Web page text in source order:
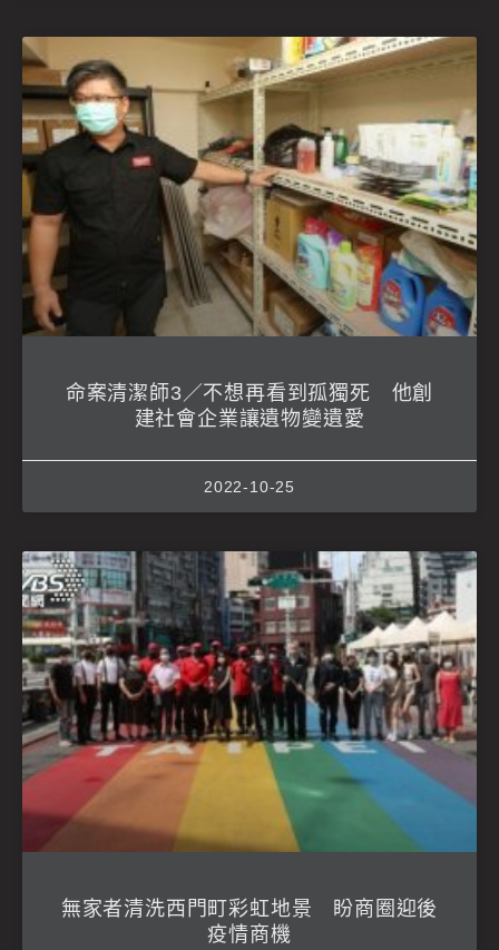
命案清潔師3／不想再看到孤獨死 他創
建社會企業讓遺物變遺愛
2022-10-25
無家者清洗西門町彩虹地景 盼商圈迎後
疫情商機